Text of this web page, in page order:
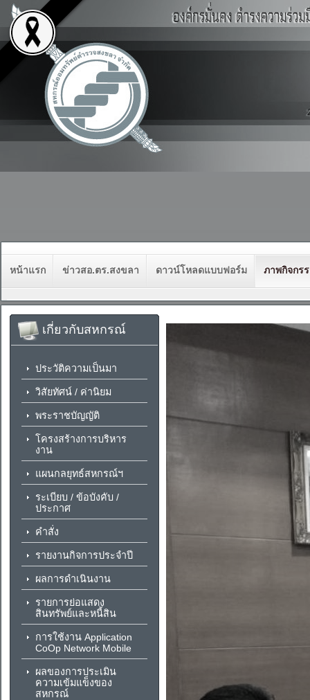
หน้าแรก ข่าวสอ.ตร.สงขลา ดาวน์โหลดแบบฟอร์ม ภาพกิจกร
เกี่ยวกับสหกรณ์
ประวัติความเป็นมา
วิสัยทัศน์ / ค่านิยม
พระราชบัญญัติ
โครงสร้างการบริหาร
งาน
แผนกลยุทธ์สหกรณ์ฯ
ระเบียบ / ข้อบังคับ /
ประกาศ
คำสั่ง
รายงานกิจการประจำปี
ผลการดำเนินงาน
รายการย่อแสดง
สินทรัพย์และหนี้สิน
การใช้งาน Application
CoOp Network Mobile
ผลของการประเมิน
ความเข้มแข็งของ
สหกรณ์